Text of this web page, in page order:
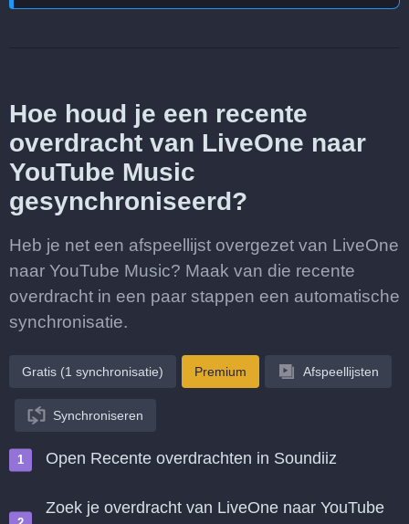
Hoe houd je een recente
overdracht van LiveOne naar
YouTube Music
gesynchroniseerd?
Heb je net een afspeellijst overgezet van LiveOne
naar YouTube Music? Maak van die recente
overdracht in een paar stappen een automatische
synchronisatie.
Gratis (1 synchronisatie) Premium Afspeellijsten
Synchroniseren
Open Recente overdrachten in Soundiiz
Zoek je overdracht van LiveOne naar YouTube